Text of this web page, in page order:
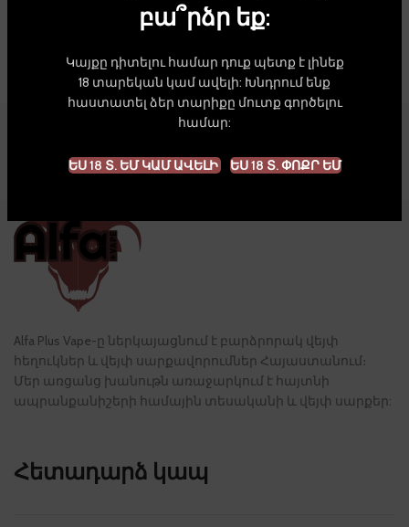
բա՞րձր եք:
Կայքը դիտելու համար դուք պետք է լինեք
18 տարեկան կամ ավելի: Խնդրում ենք
հաստատել ձեր տարիքը մուտք գործելու
համար:
ԵՍ 18 Տ. ԵՄ ԿԱՄ ԱՎԵԼԻ ԵՍ 18 Տ. ՓՈՔՐ ԵՄ
Alfa Plus Vape-ը ներկայացնում է բարձրորակ վեյփ
հեղուկներ և վեյփ սարքավորումներ Հայաստանում։
Մեր առցանց խանութն առաջարկում է հայտնի
ապրանքանիշերի համային տեսականի և վեյփ սարքեր:
Հետադարձ կապ